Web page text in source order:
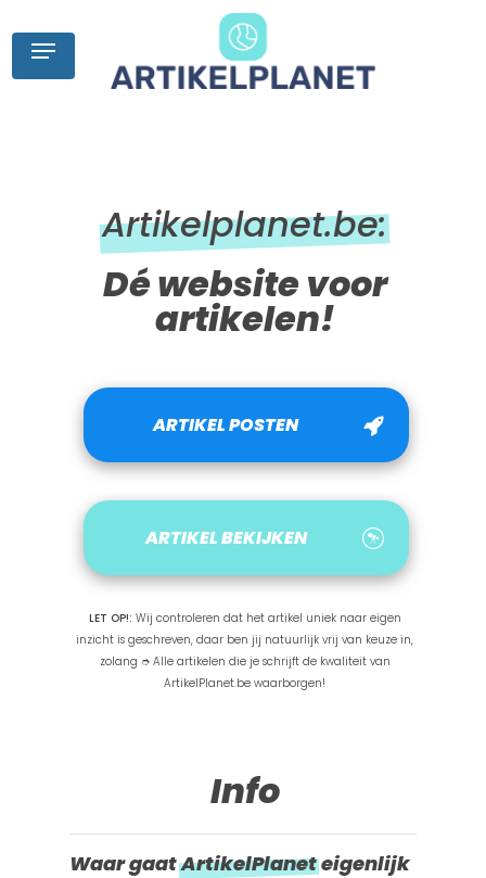
content
Menu
Artikelplanet.be:
Dé website voor
artikelen!
ARTIKEL POSTEN
ARTIKEL BEKIJKEN
LET OP!: Wij controleren dat het artikel uniek naar eigen
inzicht is geschreven, daar ben jij natuurlijk vrij van keuze in,
zolang ➮ Alle artikelen die je schrijft de kwaliteit van
ArtikelPlanet.be waarborgen!
Info
Waar gaatArtikelPlaneteigenlijk